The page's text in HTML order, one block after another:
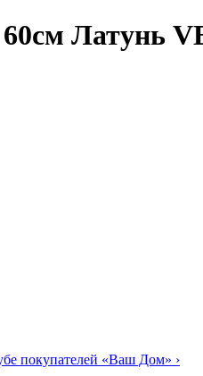
Латунь
покупателей «Ваш Дом» ›